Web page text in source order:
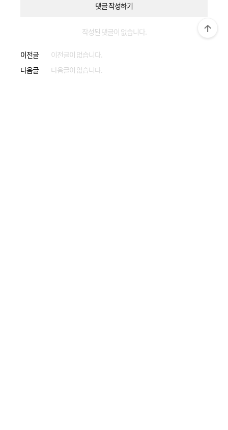
댓글 작성하기
작성된 댓글이 없습니다.
이전글
이전글이 없습니다.
다음글
다음글이 없습니다.